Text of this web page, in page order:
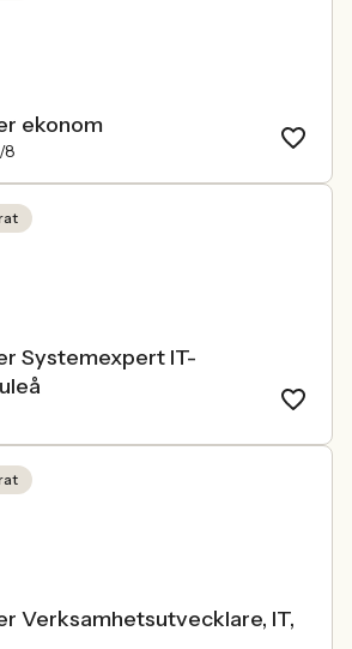
ekonom
8
Systemexpert IT-
Verksamhetsutvecklare, IT,